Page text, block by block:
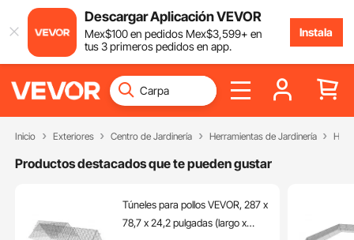
Descargar Aplicación VEVOR
Mex$100en pedidos Mex$3,599+ en
tus 3 primeros pedidos en app.
Instala
Inicio Exteriores Centro de Jardinería Herramientas de Jardinería
Productos destacados que te pueden gustar
Túneles para pollos VEVOR, 287 x
78,7 x 24,2 pulgadas (largo x